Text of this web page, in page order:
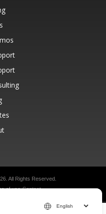
All Rights Reserved.
of use Contact